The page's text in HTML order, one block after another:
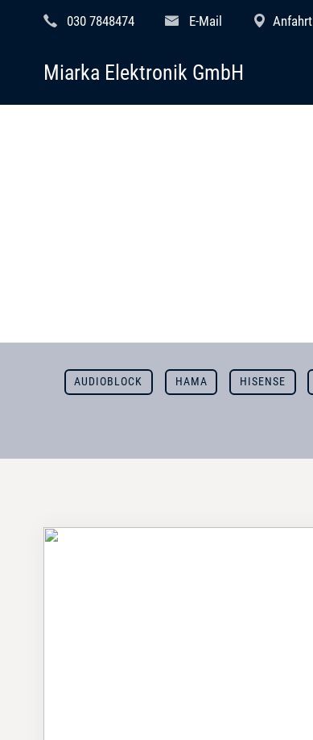
030 7848474 E-Mail Anfahrt
Miarka Elektronik GmbH
AUDIOBLOCK HAMA HISENSE